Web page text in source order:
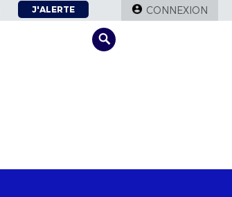
J'ALERTE CONNEXION